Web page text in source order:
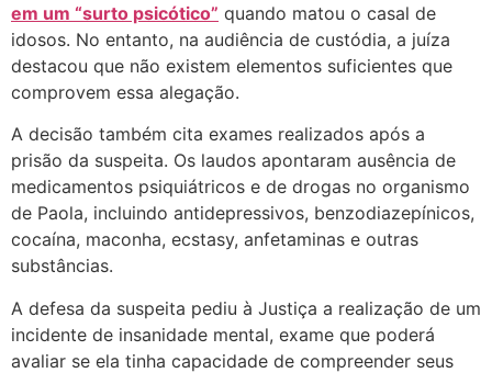
em um “surto psicótico” quando matou o casal de
idosos. No entanto, na audiência de custódia, a juíza
destacou que não existem elementos suficientes que
comprovem essa alegação.
A decisão também cita exames realizados após a
prisão da suspeita. Os laudos apontaram ausência de
medicamentos psiquiátricos e de drogas no organismo
de Paola, incluindo antidepressivos, benzodiazepínicos,
cocaína, maconha, ecstasy, anfetaminas e outras
substâncias.
A defesa da suspeita pediu à Justiça a realização de um
incidente de insanidade mental, exame que poderá
avaliar se ela tinha capacidade de compreender seus